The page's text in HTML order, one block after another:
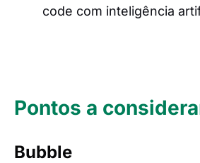
code com inteligência
Pontos a
Bubble